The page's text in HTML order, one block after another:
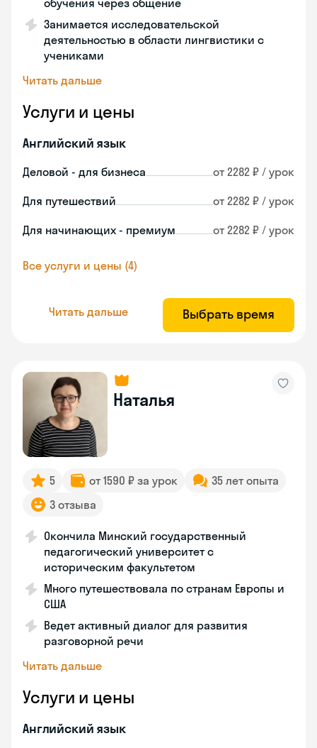
обучения через общение
Занимается исследовательской
деятельностью в области лингвистики с
учениками
Читать дальше
Услуги и цены
Английский язык
Деловой - для бизнеса от 2282 ₽ / урок
Для путешествий от 2282 ₽ / урок
Для начинающих - премиум от 2282 ₽ / урок
Все услуги и цены (4)
Читать дальше Выбрать время
Наталья
5 от 1590 ₽ за урок
35 лет опыта
3 отзыва
Окончила Минский государственный
педагогический университет с
историческим факультетом
Много путешествовала по странам Европы и
США
Ведет активный диалог для развития
разговорной речи
Читать дальше
Услуги и цены
Английский язык